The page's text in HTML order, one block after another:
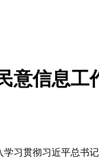
意信息工
贯彻习近平总书